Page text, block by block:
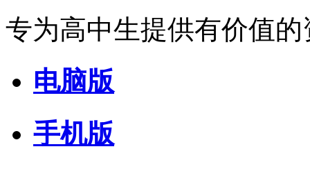
专为高中生提供有价值的
电脑版
手机版